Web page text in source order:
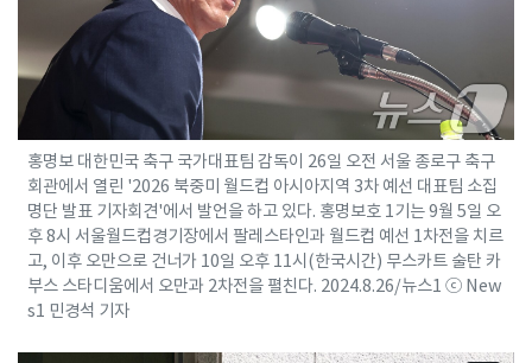
홍명보 대한민국 축구 국가대표팀 감독이 26일 오전 서울 종로구 축구
회관에서 열린 '2026 북중미 월드컵 아시아지역 3차 예선 대표팀 소집
명단 발표 기자회견'에서 발언을 하고 있다. 홍명보호 1기는 9월 5일 오
후 8시 서울월드컵경기장에서 팔레스타인과 월드컵 예선 1차전을 치르
고, 이후 오만으로 건너가 10일 오후 11시(한국시간) 무스카트 술탄 카
부스 스타디움에서 오만과 2차전을 펼친다. 2024.8.26/뉴스1 ⓒ New
s1 민경석 기자